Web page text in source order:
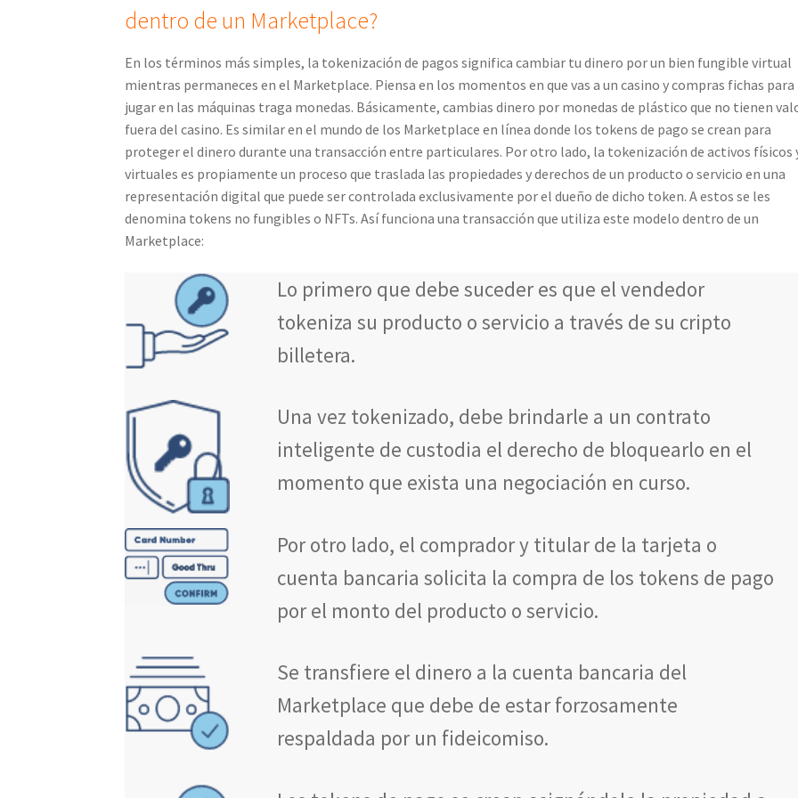
dentro de un Marketplace?
En los términos más simples, la tokenización de pagos significa cambiar tu dinero por un bien fungible virtual
mientras permaneces en el Marketplace. Piensa en los momentos en que vas a un casino y compras fichas para
jugar en las máquinas traga monedas. Básicamente, cambias dinero por monedas de plástico que no tienen
fuera del casino. Es similar en el mundo de los Marketplace en línea donde los tokens de pago se crean para
proteger el dinero durante una transacción entre particulares. Por otro lado, la tokenización de activos físicos
virtuales es propiamente un proceso que traslada las propiedades y derechos de un producto o servicio en una
representación digital que puede ser controlada exclusivamente por el dueño de dicho token. A estos se les
denomina tokens no fungibles o NFTs. Así funciona una transacción que utiliza este modelo dentro de un
Marketplace:
Lo primero que debe suceder es que el vendedor
tokeniza su producto o servicio a través de su cripto
billetera.
Una vez tokenizado, debe brindarle a un contrato
inteligente de custodia el derecho de bloquearlo en el
momento que exista una negociación en curso.
Por otro lado, el comprador y titular de la tarjeta o
cuenta bancaria solicita la compra de los tokens de pago
por el monto del producto o servicio.
Se transfiere el dinero a la cuenta bancaria del
Marketplace que debe de estar forzosamente
respaldada por un fideicomiso.